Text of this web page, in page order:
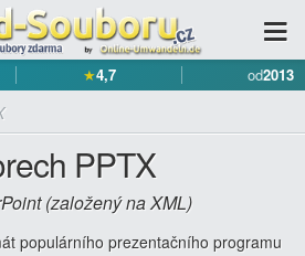
★4,7 od2013
PPTX
(založený na XML)
populárního prezentačního programu